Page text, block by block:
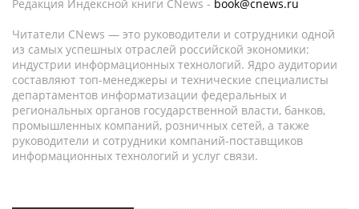
Редакция Индексной книги CNews - book@cnews.ru
Читатели CNews — это руководители и сотрудники одной
из самых успешных отраслей российской экономики:
индустрии информационных технологий. Ядро аудитории
составляют топ-менеджеры и технические специалисты
департаментов информатизации федеральных и
региональных органов государственной власти, банков,
промышленных компаний, розничных сетей, а также
руководители и сотрудники компаний-поставщиков
информационных технологий и услуг связи.